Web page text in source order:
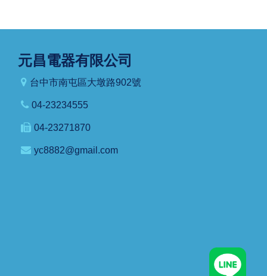
元昌電器有限公司
台中市南屯區大墩路902號
04-23234555
04-23271870
yc8882@gmail.com